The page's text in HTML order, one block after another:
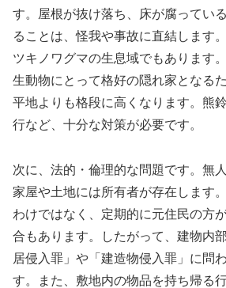
す。屋根が抜け落ち、床が腐ってい
ることは、怪我や事故に直結します
ツキノワグマの生息域でもあります
生動物にとって格好の隠れ家となる
平地よりも格段に高くなります。熊
行など、十分な対策が必要です。
次に、法的・倫理的な問題です。無
家屋や土地には所有者が存在します
わけではなく、定期的に元住民の方
合もあります。したがって、建物内
居侵入罪」や「建造物侵入罪」に問
す。また、敷地内の物品を持ち帰る